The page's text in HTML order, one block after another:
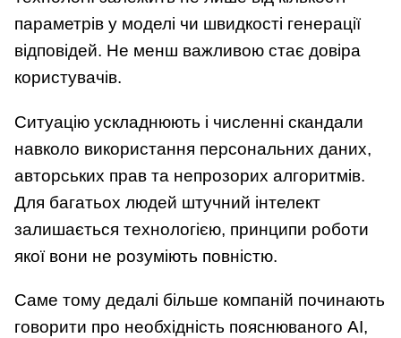
параметрів у моделі чи швидкості генерації
відповідей. Не менш важливою стає довіра
користувачів.
Ситуацію ускладнюють і численні скандали
навколо використання персональних даних,
авторських прав та непрозорих алгоритмів.
Для багатьох людей штучний інтелект
залишається технологією, принципи роботи
якої вони не розуміють повністю.
Саме тому дедалі більше компаній починають
говорити про необхідність пояснюваного AI,